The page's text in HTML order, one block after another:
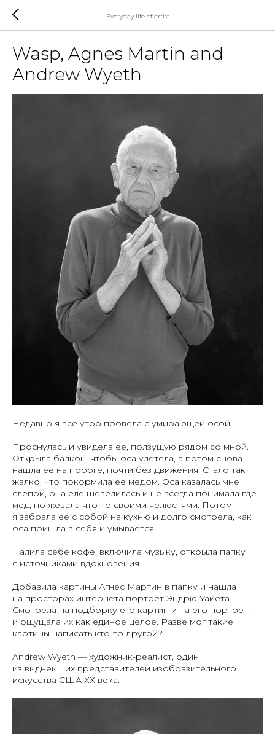
Everyday life of artist
Wasp, Agnes Martin and
Andrew Wyeth
Недавно я все утро провела с умирающей осой.
Проснулась и увидела ее, ползущую рядом со мной.
Открыла балкон, чтобы оса улетела, а потом снова
нашла ее на пороге, почти без движения. Стало так
жалко, что покормила ее медом. Оса казалась мне
слепой, она еле шевелилась и не всегда понимала где
мед, но жевала что-то своими челюстями. Потом
я забрала ее с собой на кухню и долго смотрела, как
оса пришла в себя и умывается.
Налила себе кофе, включила музыку, открыла папку
с источниками вдохновения.
Добавила картины Агнес Мартин в папку и нашла
на просторах интернета портрет Эндрю Уайета.
Смотрела на подборку его картин и на его портрет,
и ощущала их как единое целое. Разве мог такие
картины написать кто-то другой?
Andrew Wyeth — художник-реалист, один
из виднейших представителей изобразительного
искусства США ХХ века.